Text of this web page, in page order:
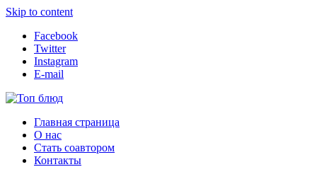
Skip to content
Facebook
Twitter
Instagram
E-mail
Топ блюд
Рецепты со всего мира
Главная страница
О нас
Стать соавтором
Контакты